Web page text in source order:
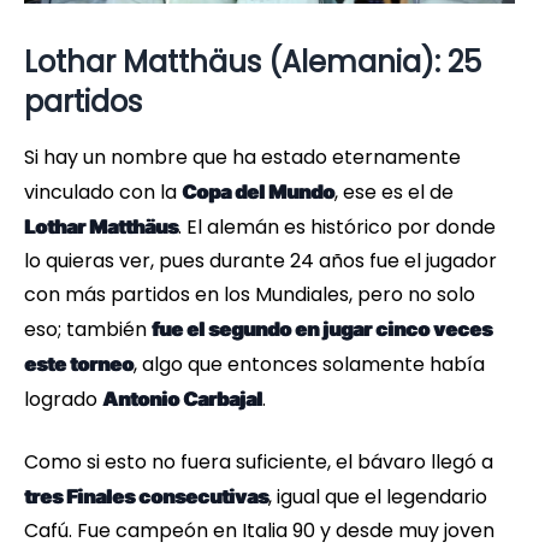
Lothar Matthäus (Alemania): 25
partidos
Si hay un nombre que ha estado eternamente
vinculado con la Copa del Mundo, ese es el de
Lothar Matthäus. El alemán es histórico por donde
lo quieras ver, pues durante 24 años fue el jugador
con más partidos en los Mundiales, pero no solo
eso; también fue el segundo en jugar cinco veces
este torneo, algo que entonces solamente había
logrado Antonio Carbajal.
Como si esto no fuera suficiente, el bávaro llegó a
tres Finales consecutivas, igual que el legendario
Cafú. Fue campeón en Italia 90 y desde muy joven